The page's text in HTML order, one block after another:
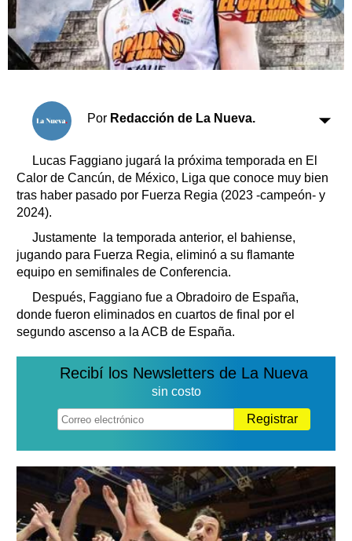
Turismo
Salud
Es viral
Cartón Lleno
Fúnebres
Horóscopo
Suplementos
Servicios
Transportes
Loterías
Datos Útiles
Fúnebres
Edictos
Por Redacción de La Nueva.
Lucas Faggiano jugará la próxima temporada en El
Calor de Cancún, de México, Liga que conoce muy bien
tras haber pasado por Fuerza Regia (2023 -campeón- y
2024).
Justamente la temporada anterior, el bahiense,
jugando para Fuerza Regia, eliminó a su flamante
equipo en semifinales de Conferencia.
Después, Faggiano fue a Obradoiro de España,
donde fueron eliminados en cuartos de final por el
segundo ascenso a la ACB de España.
Recibí los Newsletters de La Nueva
sin costo
Registrar